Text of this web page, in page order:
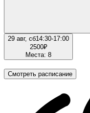
29 авг, сб14:30-17:00
2500₽
Места: 8
Смотреть расписание